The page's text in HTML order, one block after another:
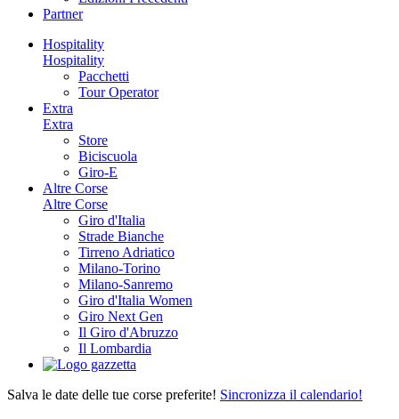
Partner
Hospitality
Hospitality
Pacchetti
Tour Operator
Extra
Extra
Store
Biciscuola
Giro-E
Altre Corse
Altre Corse
Giro d'Italia
Strade Bianche
Tirreno Adriatico
Milano-Torino
Milano-Sanremo
Giro d'Italia Women
Giro Next Gen
Il Giro d'Abruzzo
Il Lombardia
Salva le date delle tue corse preferite! Sincronizza il calendario!